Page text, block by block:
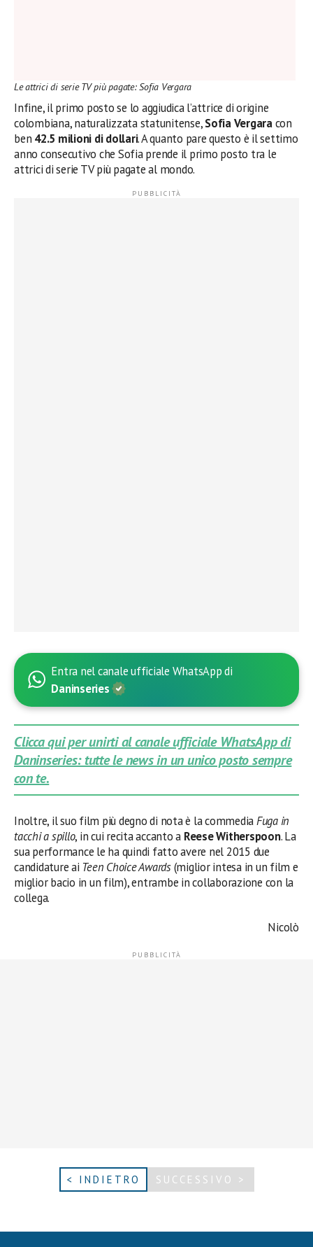
Le attrici di serie TV più pagate: Sofia Vergara
Infine, il primo posto se lo aggiudica l’attrice di origine
colombiana, naturalizzata statunitense,Sofia Vergaracon
ben 42.5 milioni di dollari. A quanto pare questo è il settimo
anno consecutivo che Sofia prende il primo posto tra le
attrici di serie TV più pagate al mondo.
Entra nel canale ufficiale WhatsApp di
Daninseries
Clicca qui per unirti al canale ufficiale WhatsApp di
Daninseries: tutte le news in un unico posto sempre
con te.
Inoltre, il suo film più degno di nota è la commediaFuga in
tacchi a spillo, in cui recita accanto a Reese Witherspoon. La
sua performance le ha quindi fatto avere nel 2015 due
candidature ai Teen Choice Awards(miglior intesa in un film e
miglior bacio in un film), entrambe in collaborazione con la
collega.
Nicolò
< INDIETRO SUCCESSIVO >